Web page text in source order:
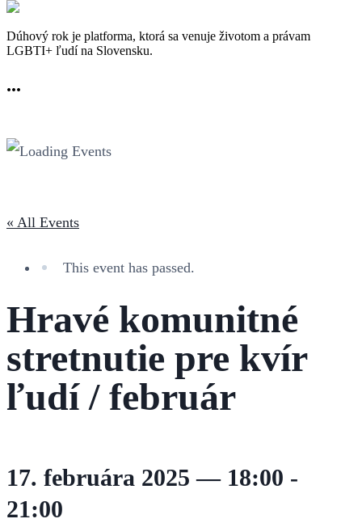
Dúhový rok je platforma, ktorá sa venuje životom a právam
LGBTI+ ľudí na Slovensku.
...
« All Events
This event has passed.
Hravé komunitné
stretnutie pre kvír
ľudí / február
17. februára 2025 — 18:00 -
21:00